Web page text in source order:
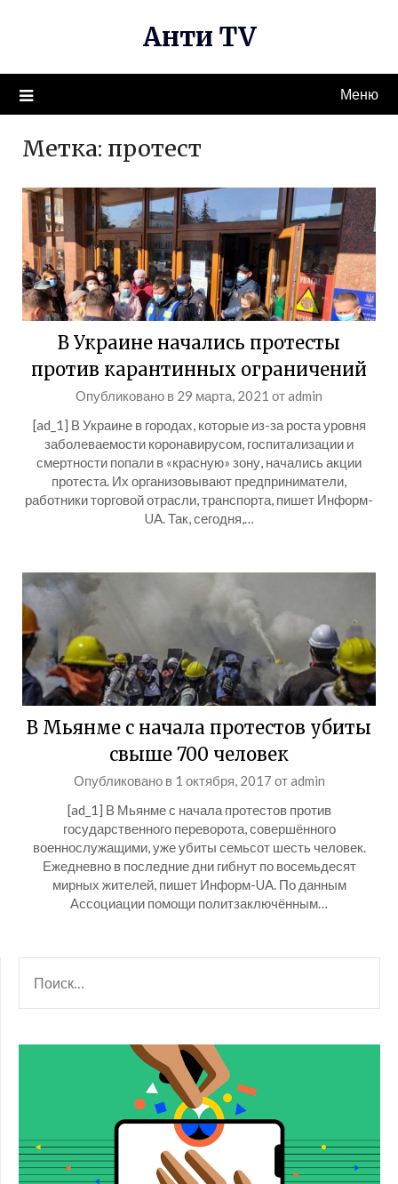
Анти TV
Меню
Метка: протест
В Украине начались протесты
против карантинных ограничений
Опубликовано в 29 марта, 2021 отadmin
[ad_1] В Украине в городах, которые из-за роста уровня
заболеваемости коронавирусом, госпитализации и
смертности попали в «красную» зону, начались акции
протеста. Их организовывают предприниматели,
работники торговой отрасли, транспорта, пишет Информ-
UA. Так, сегодня,…
В Мьянме с начала протестов убиты
свыше 700 человек
Опубликовано в 1 октября, 2017 отadmin
[ad_1] В Мьянме с начала протестов против
государственного переворота, совершённого
военнослужащими, уже убиты семьсот шесть человек.
Ежедневно в последние дни гибнут по восемьдесят
мирных жителей, пишет Информ-UA. По данным
Ассоциации помощи политзаключённым…